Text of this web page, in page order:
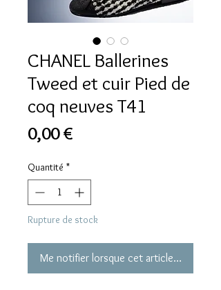
CHANEL Ballerines
Tweed et cuir Pied de
coq neuves T41
0,00 €
Quantité *
Rupture de stock
Me notifier lorsque cet article est